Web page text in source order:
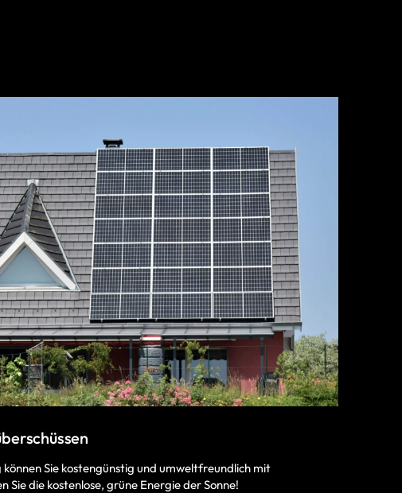
Sie kostengünstig und umweltfreundlich mit
Sie die kostenlose, grüne Energie der Sonne!